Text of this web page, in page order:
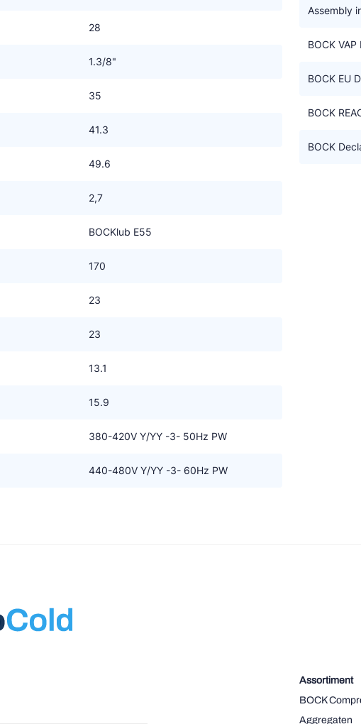
28
1.3/8"
35
41.3
49.6
2,7
BOCKlub E55
170
23
23
13.1
15.9
380-420V Y/YY -3- 50Hz PW
440-480V Y/YY -3- 60Hz PW
Assembly
BOCK
BOCK EU
BOCK
BOCK
Assortiment
BOCK
Aggregaten